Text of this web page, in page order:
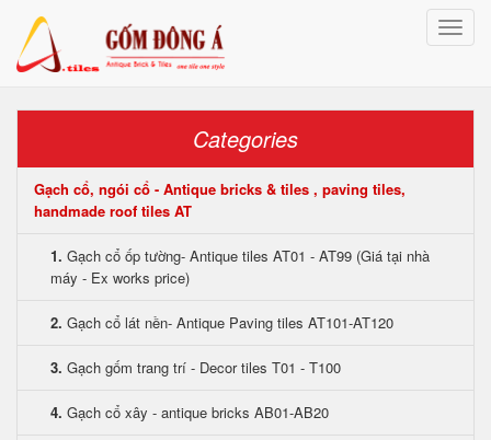
Toggle
Categories
Gạch cổ, ngói cổ - Antique bricks & tiles , paving tiles,
handmade roof tiles AT
1. Gạch cổ ốp tường- Antique tiles AT01 - AT99 (Giá tại nhà
máy - Ex works price)
2. Gạch cổ lát nền- Antique Paving tiles AT101-AT120
3. Gạch gốm trang trí - Decor tiles T01 - T100
4. Gạch cổ xây - antique bricks AB01-AB20